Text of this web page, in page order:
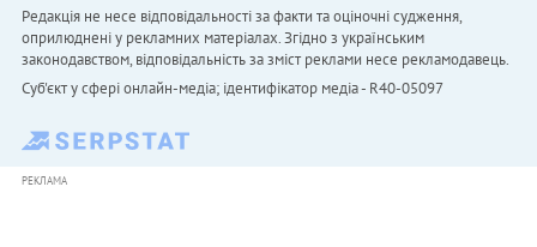
Редакція не несе відповідальності за факти та оціночні судження,
оприлюднені у рекламних матеріалах. Згідно з українським
законодавством, відповідальність за зміст реклами несе рекламодавець.
Cуб'єкт у сфері онлайн-медіа; ідентифікатор медіа - R40-05097
РЕКЛАМА